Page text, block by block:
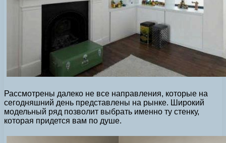
Рассмотрены далеко не все направления, которые на
сегодняшний день представлены на рынке. Широкий
модельный ряд позволит выбрать именно ту стенку,
которая придется вам по душе.